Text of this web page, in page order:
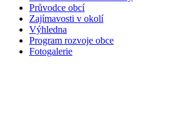
Průvodce obcí
Zajímavosti v okolí
Výhledna
Program rozvoje obce
Fotogalerie